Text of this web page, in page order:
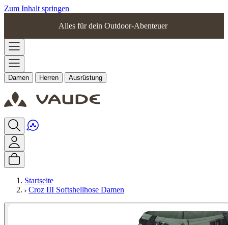
Zum Inhalt springen
Alles für dein Outdoor-Abenteuer
Damen Herren Ausrüstung
Startseite
Croz III Softshellhose Damen